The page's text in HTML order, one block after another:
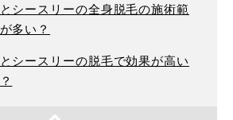
シースリーの全身脱毛の施術範
多い？
シースリーの脱毛で効果が高い